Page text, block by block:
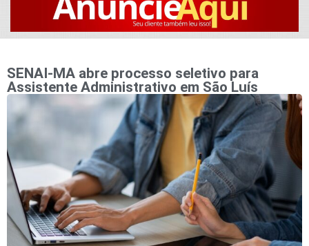
SENAI-MA abre processo seletivo para
Assistente Administrativo em São Luís